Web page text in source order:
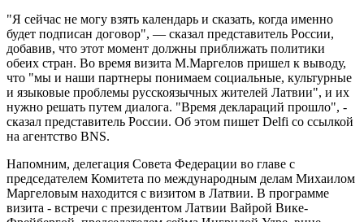
"Я сейчас не могу взять календарь и сказать, когда именно
будет подписан договор", — сказал представитель России,
добавив, что этот момент должны приближать политики
обеих стран. Во время визита М.Маргелов пришел к выводу,
что "мы и наши партнеры понимаем социальные, культурные
и языковые проблемы русскоязычных жителей Латвии", и их
нужно решать путем диалога. "Время деклараций прошло", -
сказал представитель России. Об этом пишет Delfi со ссылкой
на агентство BNS.
Напомним, делегация Совета Федерации во главе с
председателем Комитета по международным делам Михаилом
Маргеловым находится с визитом в Латвии. В программе
визита - встречи с президентом Латвии Вайрой Вике-